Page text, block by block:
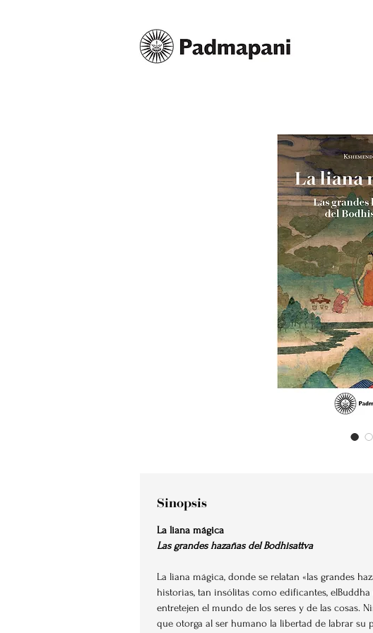
Sinopsis
La liana mágica
Las grandes hazañas del Bodhisattva
La liana mágica, donde se relatan «las grandes
historias, tan insólitas como edificantes,
entretejen el mundo de los seres y de las cosas.
que otorga al ser humano la libertad de labrar su